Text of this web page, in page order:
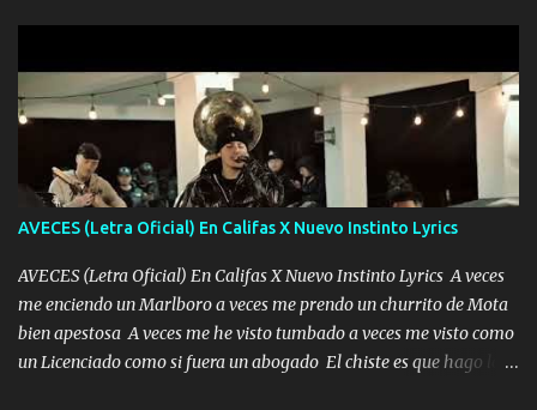
pero eso ya no va a pasar me perderé en la soledad Porque me
mirabas bonito si yo no fui el final feliz el final fue triste pa mí Y
duele no tenerte aquí sabiendo que moría por ti yo y la luna
cantamos y por ti nos embriagamos Quién sabe qué será de mí si
contigo fui muy feliz a lo mejor no lloró pero muy en el fondo te
adoro
AVECES (Letra Oficial) En Califas X Nuevo Instinto Lyrics
AVECES (Letra Oficial) En Califas X Nuevo Instinto Lyrics A veces
me enciendo un Marlboro a veces me prendo un churrito de Mota
bien apestosa A veces me he visto tumbado a veces me visto como
un Licenciado como si fuera un abogado El chiste es que hago lo